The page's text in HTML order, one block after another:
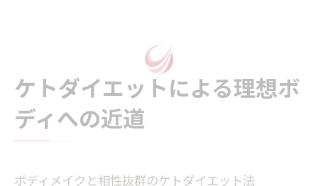
ケトダイエットによる理想ボ
ディへの近道
ボディメイクと相性抜群のケトダイエット法